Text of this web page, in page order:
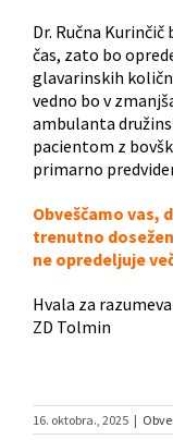
Dr. Ručna
čas, zato bo
glavarinskih
vedno bo v
ambulanta
pacientom z
primarno
Obveščamo vas,
trenutno
ne opredeljuje
Hvala za
ZD Tolmin
16. oktobra., 2025 |